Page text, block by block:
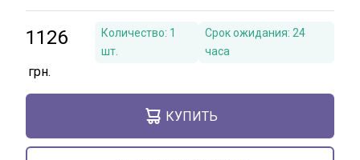
1126 Количество: 1
шт.
Срок ожидания: 24
часа
КУПИТЬ